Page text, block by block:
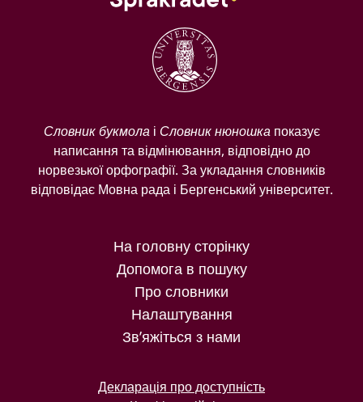
Словник букмолаі Словник нюношкапоказує
написання та відмінювання, відповідно до
норвезької орфографії. За укладання словників
відповідає Мовна рада і Бергенський університет.
На головну сторінку
Допомога в пошуку
Про словники
Налаштування
Зв’яжіться з нами
Декларація про доступність